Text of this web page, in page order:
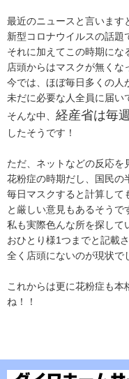
最近のニュースと言います
新型コロナウイルスの話題
それに加えてこの時期にな
店頭からはマスクが無く
今では、ほぼ毎日多くの人
未だに必要な人全員に届い
そんな中、 経産省は毎
したそうです！
ただ、ネットなどの反応を
花粉症の時期だし、国民の
毎日マスクすると計算して
と厳しい意見もあるそうで
私も実際色んな所を探して
おひとり様1つまでと記載
全く店頭にないのが現状で
これからは更に花粉症も
ね！！